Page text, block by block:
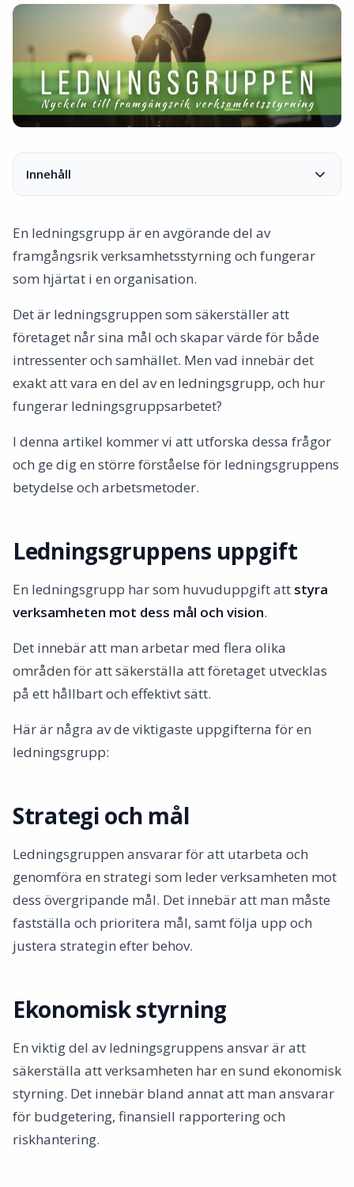
Innehåll
Ledningsgruppens uppgift
Ekonomisk styrning
Organisation och personal
Kommunikation och samarbete
Beslutsfattande och ansvar
Hållbarhet och etik
Ledningssystemet och ledningsgruppen
Slutsats
En ledningsgrupp är en avgörande del av
framgångsrik verksamhetsstyrning och fungerar
som hjärtat i en organisation.
Det är ledningsgruppen som säkerställer att
företaget når sina mål och skapar värde för både
intressenter och samhället. Men vad innebär det
exakt att vara en del av en ledningsgrupp, och hur
fungerar ledningsgruppsarbetet?
I denna artikel kommer vi att utforska dessa frågor
och ge dig en större förståelse för ledningsgruppens
betydelse och arbetsmetoder.
Ledningsgruppens uppgift
En ledningsgrupp har som huvuduppgift att styra
verksamheten mot dess mål och vision.
Det innebär att man arbetar med flera olika
områden för att säkerställa att företaget utvecklas
på ett hållbart och effektivt sätt.
Här är några av de viktigaste uppgifterna för en
ledningsgrupp:
Strategi och mål
Ledningsgruppen ansvarar för att utarbeta och
genomföra en strategi som leder verksamheten mot
dess övergripande mål. Det innebär att man måste
fastställa och prioritera mål, samt följa upp och
justera strategin efter behov.
Ekonomisk styrning
En viktig del av ledningsgruppens ansvar är att
säkerställa att verksamheten har en sund ekonomisk
styrning. Det innebär bland annat att man ansvarar
för budgetering, finansiell rapportering och
riskhantering.